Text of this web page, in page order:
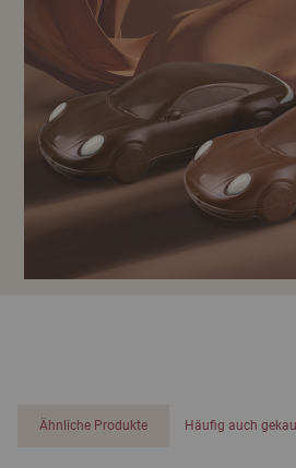
Ähnliche Produkte Häufig auch